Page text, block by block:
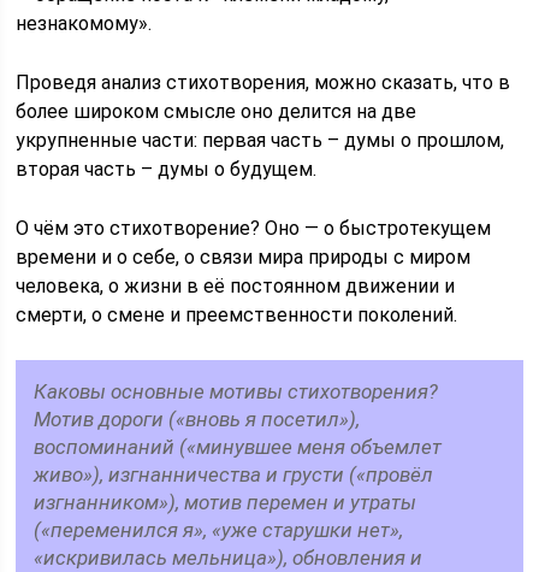
незнакомому».
Проведя анализ стихотворения, можно сказать, что в
более широком смысле оно делится на две
укрупненные части: первая часть – думы о прошлом,
вторая часть – думы о будущем.
О чём это стихотворение? Оно — о быстротекущем
времени и о себе, о связи мира природы с миром
человека, о жизни в её постоянном движении и
смерти, о смене и преемственности поколений.
Каковы основные мотивы стихотворения?
Мотив дороги («вновь я посетил»),
воспоминаний («минувшее меня объемлет
живо»), изгнанничества и грусти («провёл
изгнанником»), мотив перемен и утраты
(«переменился я», «уже старушки нет»,
«искривилась мельница»), обновления и